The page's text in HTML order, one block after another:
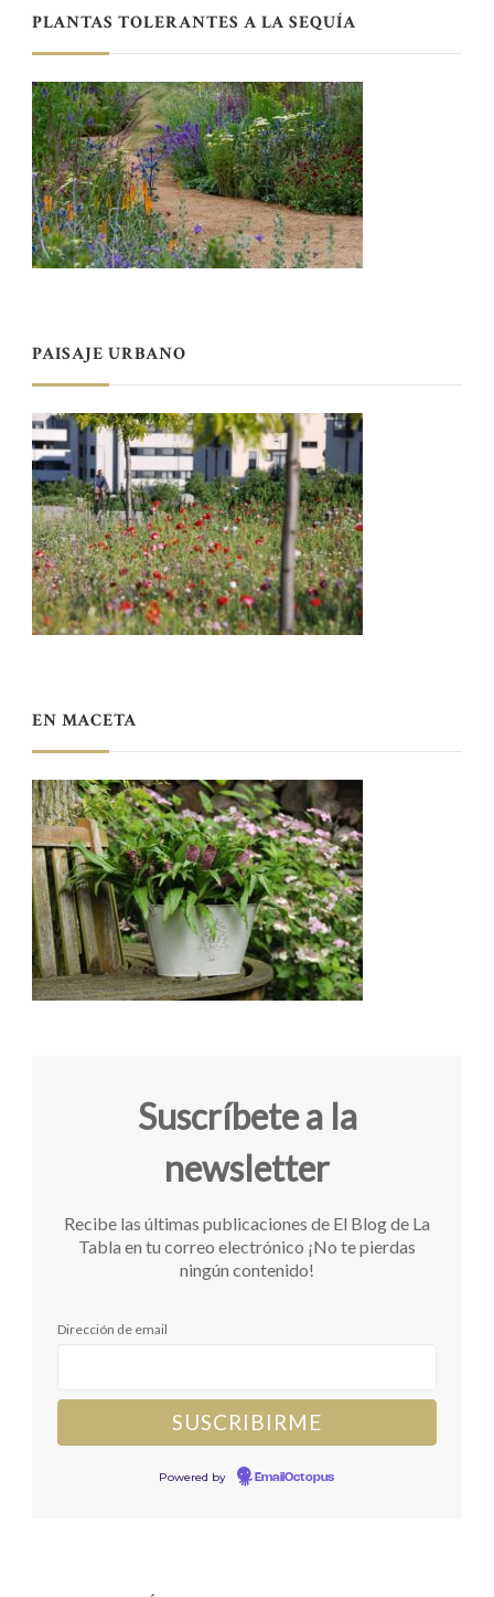
PLANTAS TOLERANTES A LA SEQUÍA
PAISAJE URBANO
EN MACETA
Suscríbete a la
newsletter
Recibe las últimas publicaciones de El Blog de La
Tabla en tu correo electrónico ¡No te pierdas
ningún contenido!
Dirección de email
Powered by EmailOctopus